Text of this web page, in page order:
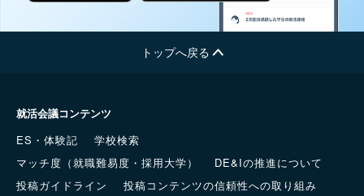
トップへ戻る
就活会議コンテンツ
ES・体験記
学校検索
マッチ度（就職難易度・採用大学）
DE&Iの推進について
投稿ガイドライン
投稿コンテンツの信頼性への取り組み